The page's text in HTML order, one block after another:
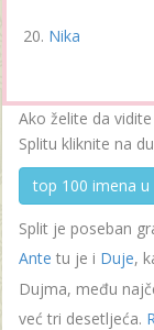
Nika
Ako želite da
Splitu kliknite na
top 100 imena u
Split je poseban
Ante tu je i Duje,
Dujma, među
već tri desetljeća.